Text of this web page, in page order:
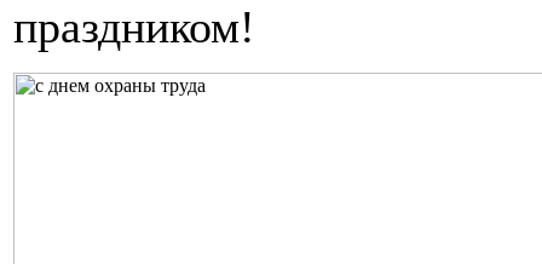
праздником!